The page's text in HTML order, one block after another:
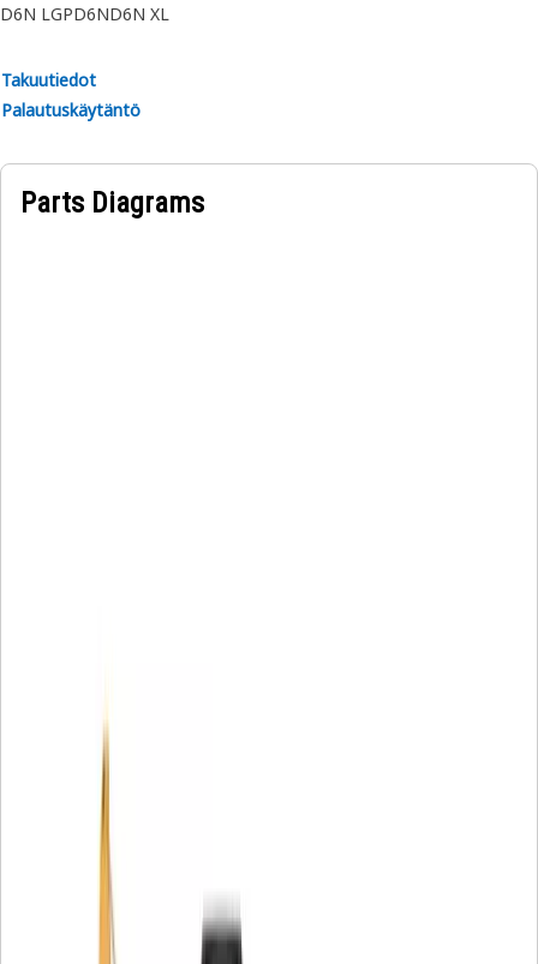
D6N LGPD6ND6N XL
Takuutiedot
Palautuskäytäntö
Parts Diagrams